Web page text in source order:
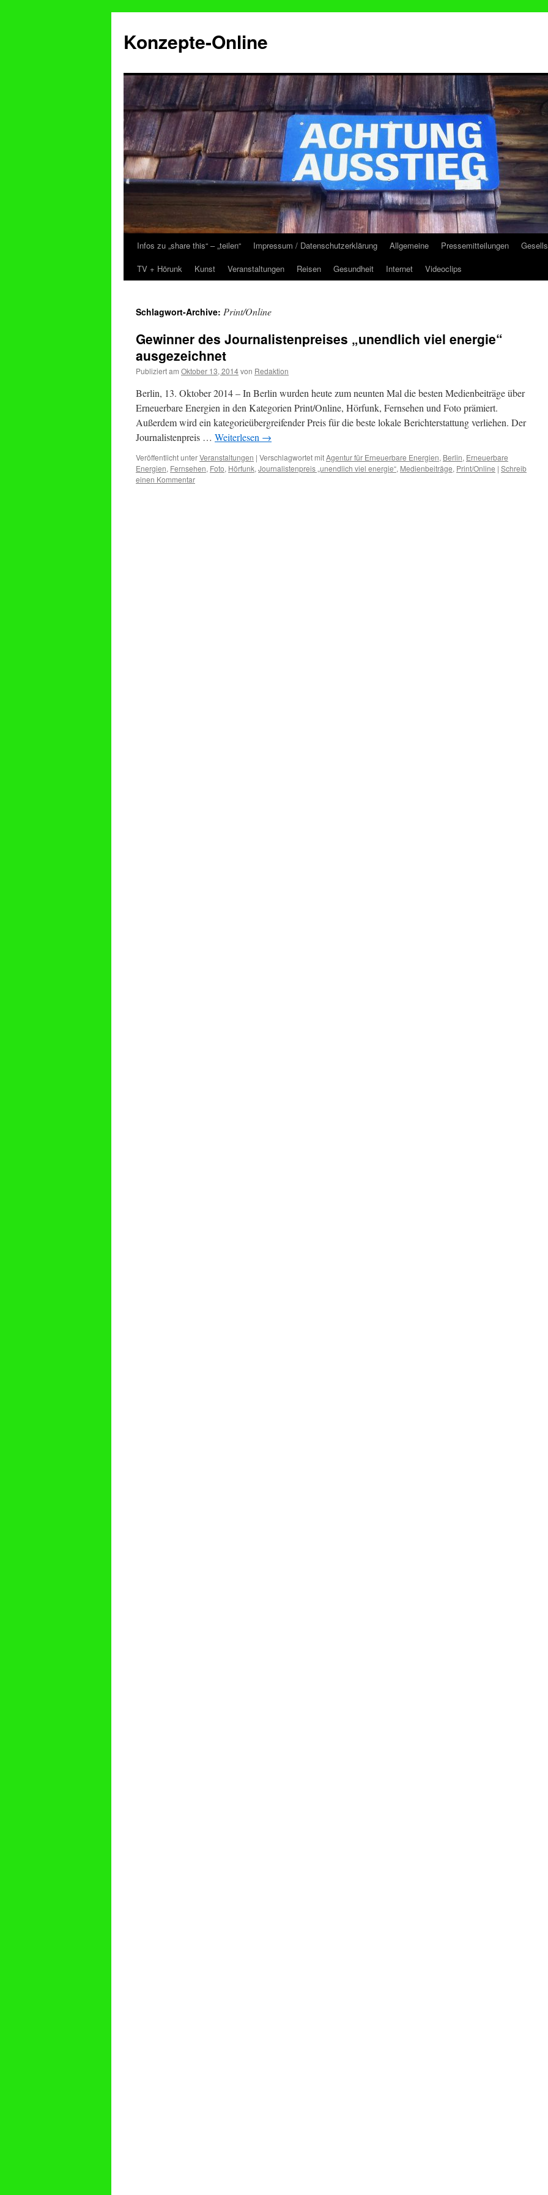
Konzepte-Online
Zum
Inhalt
Infos zu „share this“ – „teilen“ Impressum / Datenschutzerklärung Allgemeine Pressemitteilungen
TV + Hörunk
Kunst Veranstaltungen Reisen Gesundheit Internet Videoclips
Schlagwort-Archive: Print/Online
Gewinner des Journalistenpreises „unendlich viel energie“
ausgezeichnet
Publiziert am Oktober 13, 2014von Redaktion
Berlin, 13. Oktober 2014 – In Berlin wurden heute zum neunten Mal die besten Medienbeiträge über
Erneuerbare Energien in den Kategorien Print/Online, Hörfunk, Fernsehen und Foto prämiert.
Außerdem wird ein kategorieübergreifender Preis für die beste lokale Berichterstattung verliehen. Der
Journalistenpreis … Weiterlesen →
Veröffentlicht unterVeranstaltungen | Verschlagwortet mitAgentur für Erneuerbare Energien, Berlin, Erneuerbare
Energien, Fernsehen, Foto, Hörfunk, Journalistenpreis „unendlich viel energie“, Medienbeiträge, Print/Online | Schreib
einen Kommentar